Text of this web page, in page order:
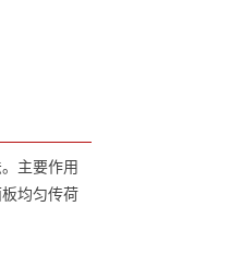
主要作用
均匀传荷